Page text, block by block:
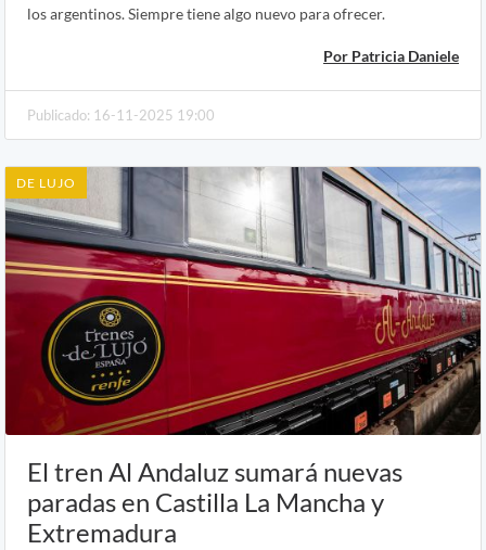
los argentinos. Siempre tiene algo nuevo para ofrecer.
Por Patricia Daniele
Publicado: 16-11-2025 19:00
DE LUJO
El tren Al Andaluz sumará nuevas
paradas en Castilla La Mancha y
Extremadura